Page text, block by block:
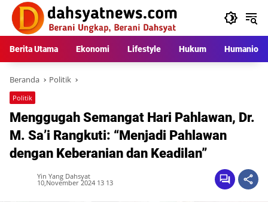
Langsung
konten
Berita Utama Ekonomi Lifestyle Hukum Humaniora
Beranda Politik
Politik
Menggugah Semangat Hari Pahlawan, Dr.
M. Sa’i Rangkuti: “Menjadi Pahlawan
dengan Keberanian dan Keadilan”
Yin Yang Dahsyat
10,November 2024 13 13